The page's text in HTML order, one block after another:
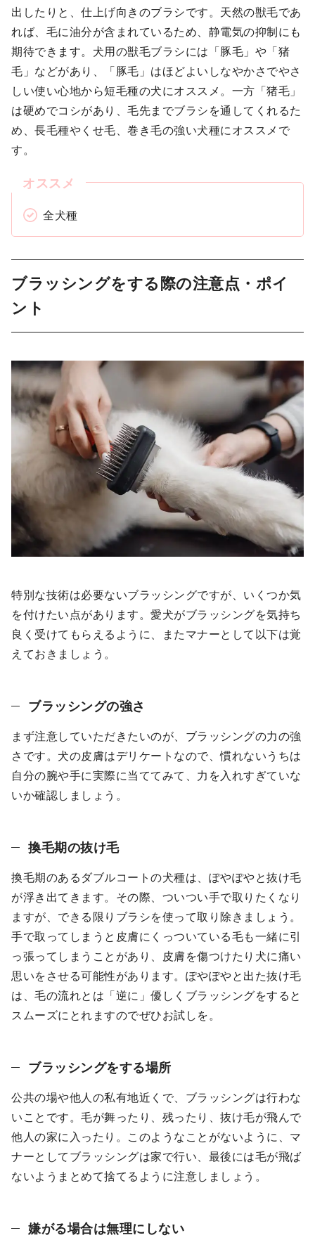
出したりと、仕上げ向きのブラシです。天然の獣毛であ
れば、毛に油分が含まれているため、静電気の抑制にも
期待できます。犬用の獣毛ブラシには「豚毛」や「猪
毛」などがあり、「豚毛」はほどよいしなやかさでやさ
しい使い心地から短毛種の犬にオススメ。一方「猪毛」
は硬めでコシがあり、毛先までブラシを通してくれるた
め、長毛種やくせ毛、巻き毛の強い犬種にオススメで
す。
全犬種
ブラッシングをする際の注意点・ポイ
ント
特別な技術は必要ないブラッシングですが、いくつか気
を付けたい点があります。愛犬がブラッシングを気持ち
良く受けてもらえるように、またマナーとして以下は覚
えておきましょう。
ブラッシングの強さ
まず注意していただきたいのが、ブラッシングの力の強
さです。犬の皮膚はデリケートなので、慣れないうちは
自分の腕や手に実際に当ててみて、力を入れすぎていな
いか確認しましょう。
換毛期の抜け毛
換毛期のあるダブルコートの犬種は、ぽやぽやと抜け毛
が浮き出てきます。その際、ついつい手で取りたくなり
ますが、できる限りブラシを使って取り除きましょう。
手で取ってしまうと皮膚にくっついている毛も一緒に引
っ張ってしまうことがあり、皮膚を傷つけたり犬に痛い
思いをさせる可能性があります。ぽやぽやと出た抜け毛
は、毛の流れとは「逆に」優しくブラッシングをすると
スムーズにとれますのでぜひお試しを。
ブラッシングをする場所
公共の場や他人の私有地近くで、ブラッシングは行わな
いことです。毛が舞ったり、残ったり、抜け毛が飛んで
他人の家に入ったり。このようなことがないように、マ
ナーとしてブラッシングは家で行い、最後には毛が飛ば
ないようまとめて捨てるように注意しましょう。
嫌がる場合は無理にしない